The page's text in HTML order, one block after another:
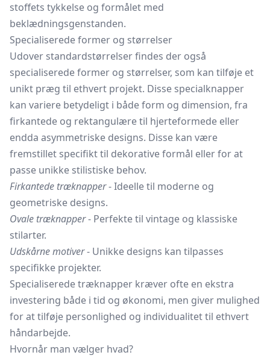
stoffets tykkelse og formålet med
beklædningsgenstanden.
Specialiserede former og størrelser
Udover standardstørrelser findes der også
specialiserede former og størrelser, som kan tilføje et
unikt præg til ethvert projekt. Disse specialknapper
kan variere betydeligt i både form og dimension, fra
firkantede og rektangulære til hjerteformede eller
endda asymmetriske designs. Disse kan være
fremstillet specifikt til dekorative formål eller for at
passe unikke stilistiske behov.
Firkantede træknapper- Ideelle til moderne og
geometriske designs.
Ovale træknapper- Perfekte til vintage og klassiske
stilarter.
Udskårne motiver- Unikke designs kan tilpasses
specifikke projekter.
Specialiserede træknapper kræver ofte en ekstra
investering både i tid og økonomi, men giver mulighed
for at tilføje personlighed og individualitet til ethvert
håndarbejde.
Hvornår man vælger hvad?